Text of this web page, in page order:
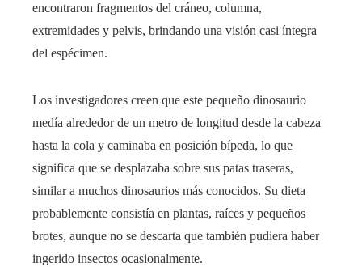
encontraron fragmentos del cráneo, columna,
extremidades y pelvis, brindando una visión casi íntegra
del espécimen.
Los investigadores creen que este pequeño dinosaurio
medía alrededor de un metro de longitud desde la cabeza
hasta la cola y caminaba en posición bípeda, lo que
significa que se desplazaba sobre sus patas traseras,
similar a muchos dinosaurios más conocidos. Su dieta
probablemente consistía en plantas, raíces y pequeños
brotes, aunque no se descarta que también pudiera haber
ingerido insectos ocasionalmente.